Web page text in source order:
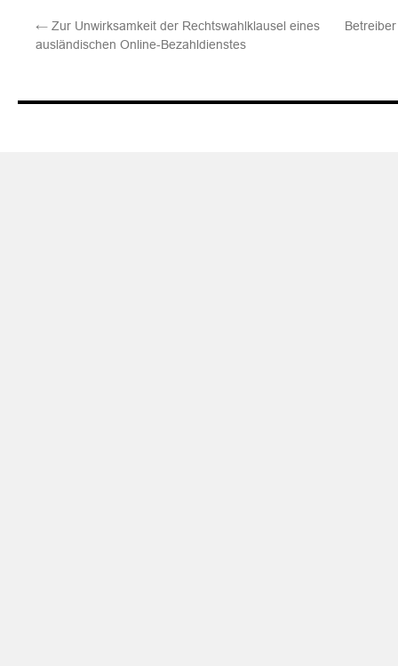
← Zur Unwirksamkeit der Rechtswahlklausel eines
ausländischen Online-Bezahldienstes